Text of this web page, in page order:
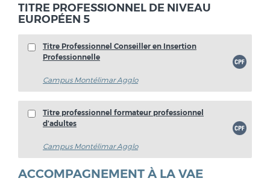
TITRE PROFESSIONNEL DE NIVEAU
EUROPÉEN 5
Titre Professionnel Conseiller en Insertion
Professionnelle
Campus Montélimar Agglo
Titre professionnel formateur professionnel
d'adultes
Campus Montélimar Agglo
ACCOMPAGNEMENT À LA VAE